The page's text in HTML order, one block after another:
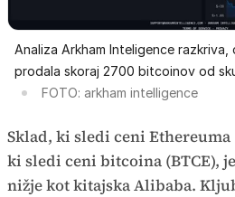
Analiza Arkham Inteligence razkriva,
prodala skoraj 2700 bitcoinov od
FOTO: arkham intelligence
Sklad, ki sledi ceni Ethereuma
ki sledi ceni bitcoina (BTCE),
nižje kot kitajska Alibaba.